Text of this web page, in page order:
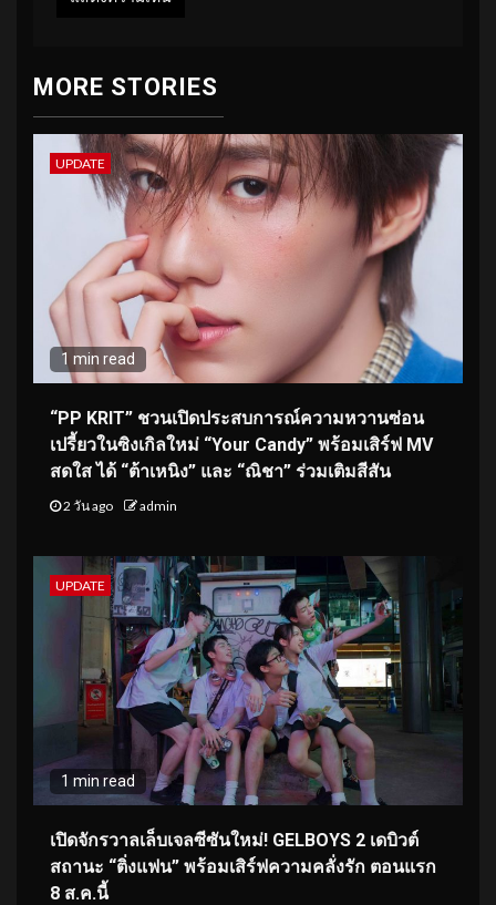
MORE STORIES
UPDATE
1 min read
“PP KRIT” ชวนเปิดประสบการณ์ความหวานซ่อน
เปรี้ยวในซิงเกิลใหม่ “Your Candy” พร้อมเสิร์ฟ MV
สดใส ได้ “ต้าเหนิง” และ “ณิชา” ร่วมเติมสีสัน
2 วัน ago admin
UPDATE
1 min read
เปิดจักรวาลเล็บเจลซีซันใหม่! GELBOYS 2 เดบิวต์
สถานะ “ติ่งแฟน” พร้อมเสิร์ฟความคลั่งรัก ตอนแรก
8 ส.ค.นี้